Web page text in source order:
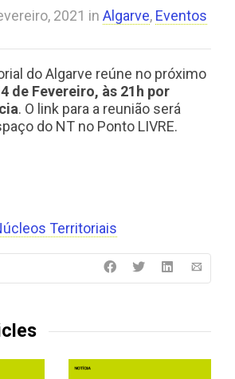
2021 in Algarve, Eventos
do Algarve reúne no próximo
de Fevereiro, às 21h por
. O link para a reunião será
do NT no Ponto LIVRE.
Territoriais